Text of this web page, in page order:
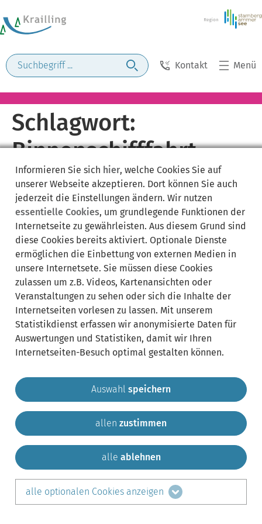
Kontakt Menü
Schlagwort:
Binnenschifffahrt
Gemeinde Krailling Impressum
Sitemap
Kontakt
teilen auf:
LinkedIn
Informieren Sie sich hier, welche Cookies Sie auf
unserer Webseite akzeptieren. Dort können Sie auch
jederzeit die Einstellungen ändern. Wir nutzen
essentielle Cookies, um grundlegende Funktionen der
Internetseite zu gewährleisten. Aus diesem Grund sind
diese Cookies bereits aktiviert. Optionale Dienste
ermöglichen die Einbettung von externen Medien in
unsere Internetsete. Sie müssen diese Cookies
zulassen um z.B. Videos, Kartenansichten oder
Veranstaltungen zu sehen oder sich die Inhalte der
Internetseiten vorlesen zu lassen. Mit unserem
Statistikdienst erfassen wir anonymisierte Daten für
Auswertungen und Statistiken, damit wir Ihren
Internetseiten-Besuch optimal gestalten können.
Auswahl speichern
allen zustimmen
alle ablehnen
alle optionalen Cookies anzeigen